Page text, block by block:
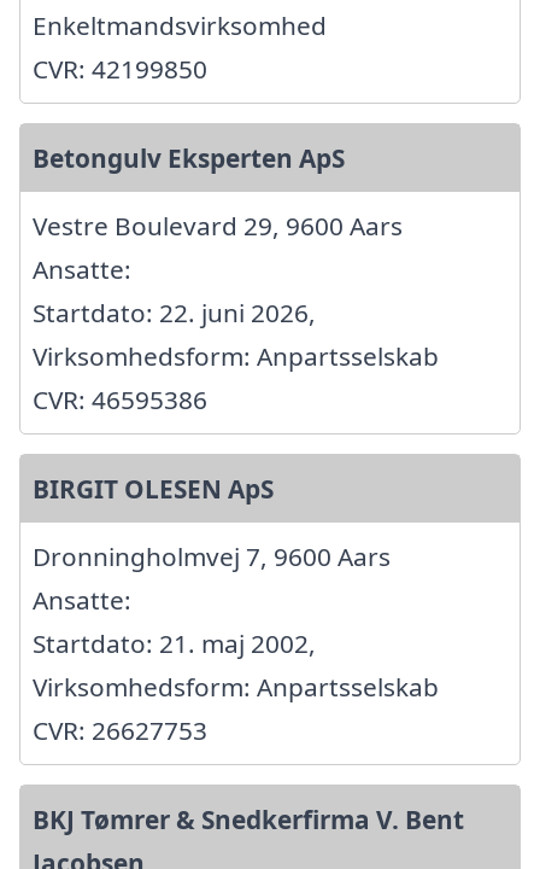
Enkeltmandsvirksomhed
CVR: 42199850
Betongulv Eksperten ApS
Vestre Boulevard 29, 9600 Aars
Ansatte:
Startdato: 22. juni 2026,
Virksomhedsform: Anpartsselskab
CVR: 46595386
BIRGIT OLESEN ApS
Dronningholmvej 7, 9600 Aars
Ansatte:
Startdato: 21. maj 2002,
Virksomhedsform: Anpartsselskab
CVR: 26627753
BKJ Tømrer & Snedkerfirma V. Bent